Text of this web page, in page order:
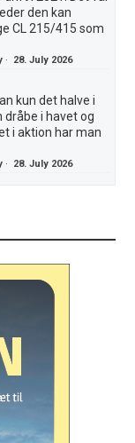
den kan
CL 215/415 som
· 28. July 2026
kun det halve i
dråbe i havet og
i aktion har man
· 28. July 2026